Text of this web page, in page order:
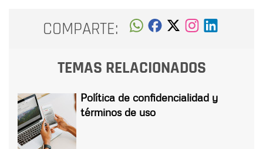
COMPARTE:
TEMAS RELACIONADOS
Política de confidencialidad y
términos de uso